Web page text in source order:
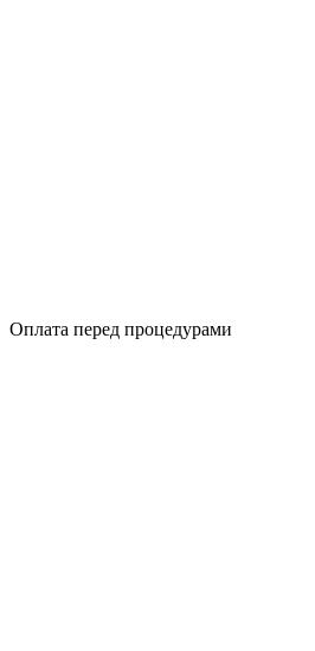
Оплата перед процедурами